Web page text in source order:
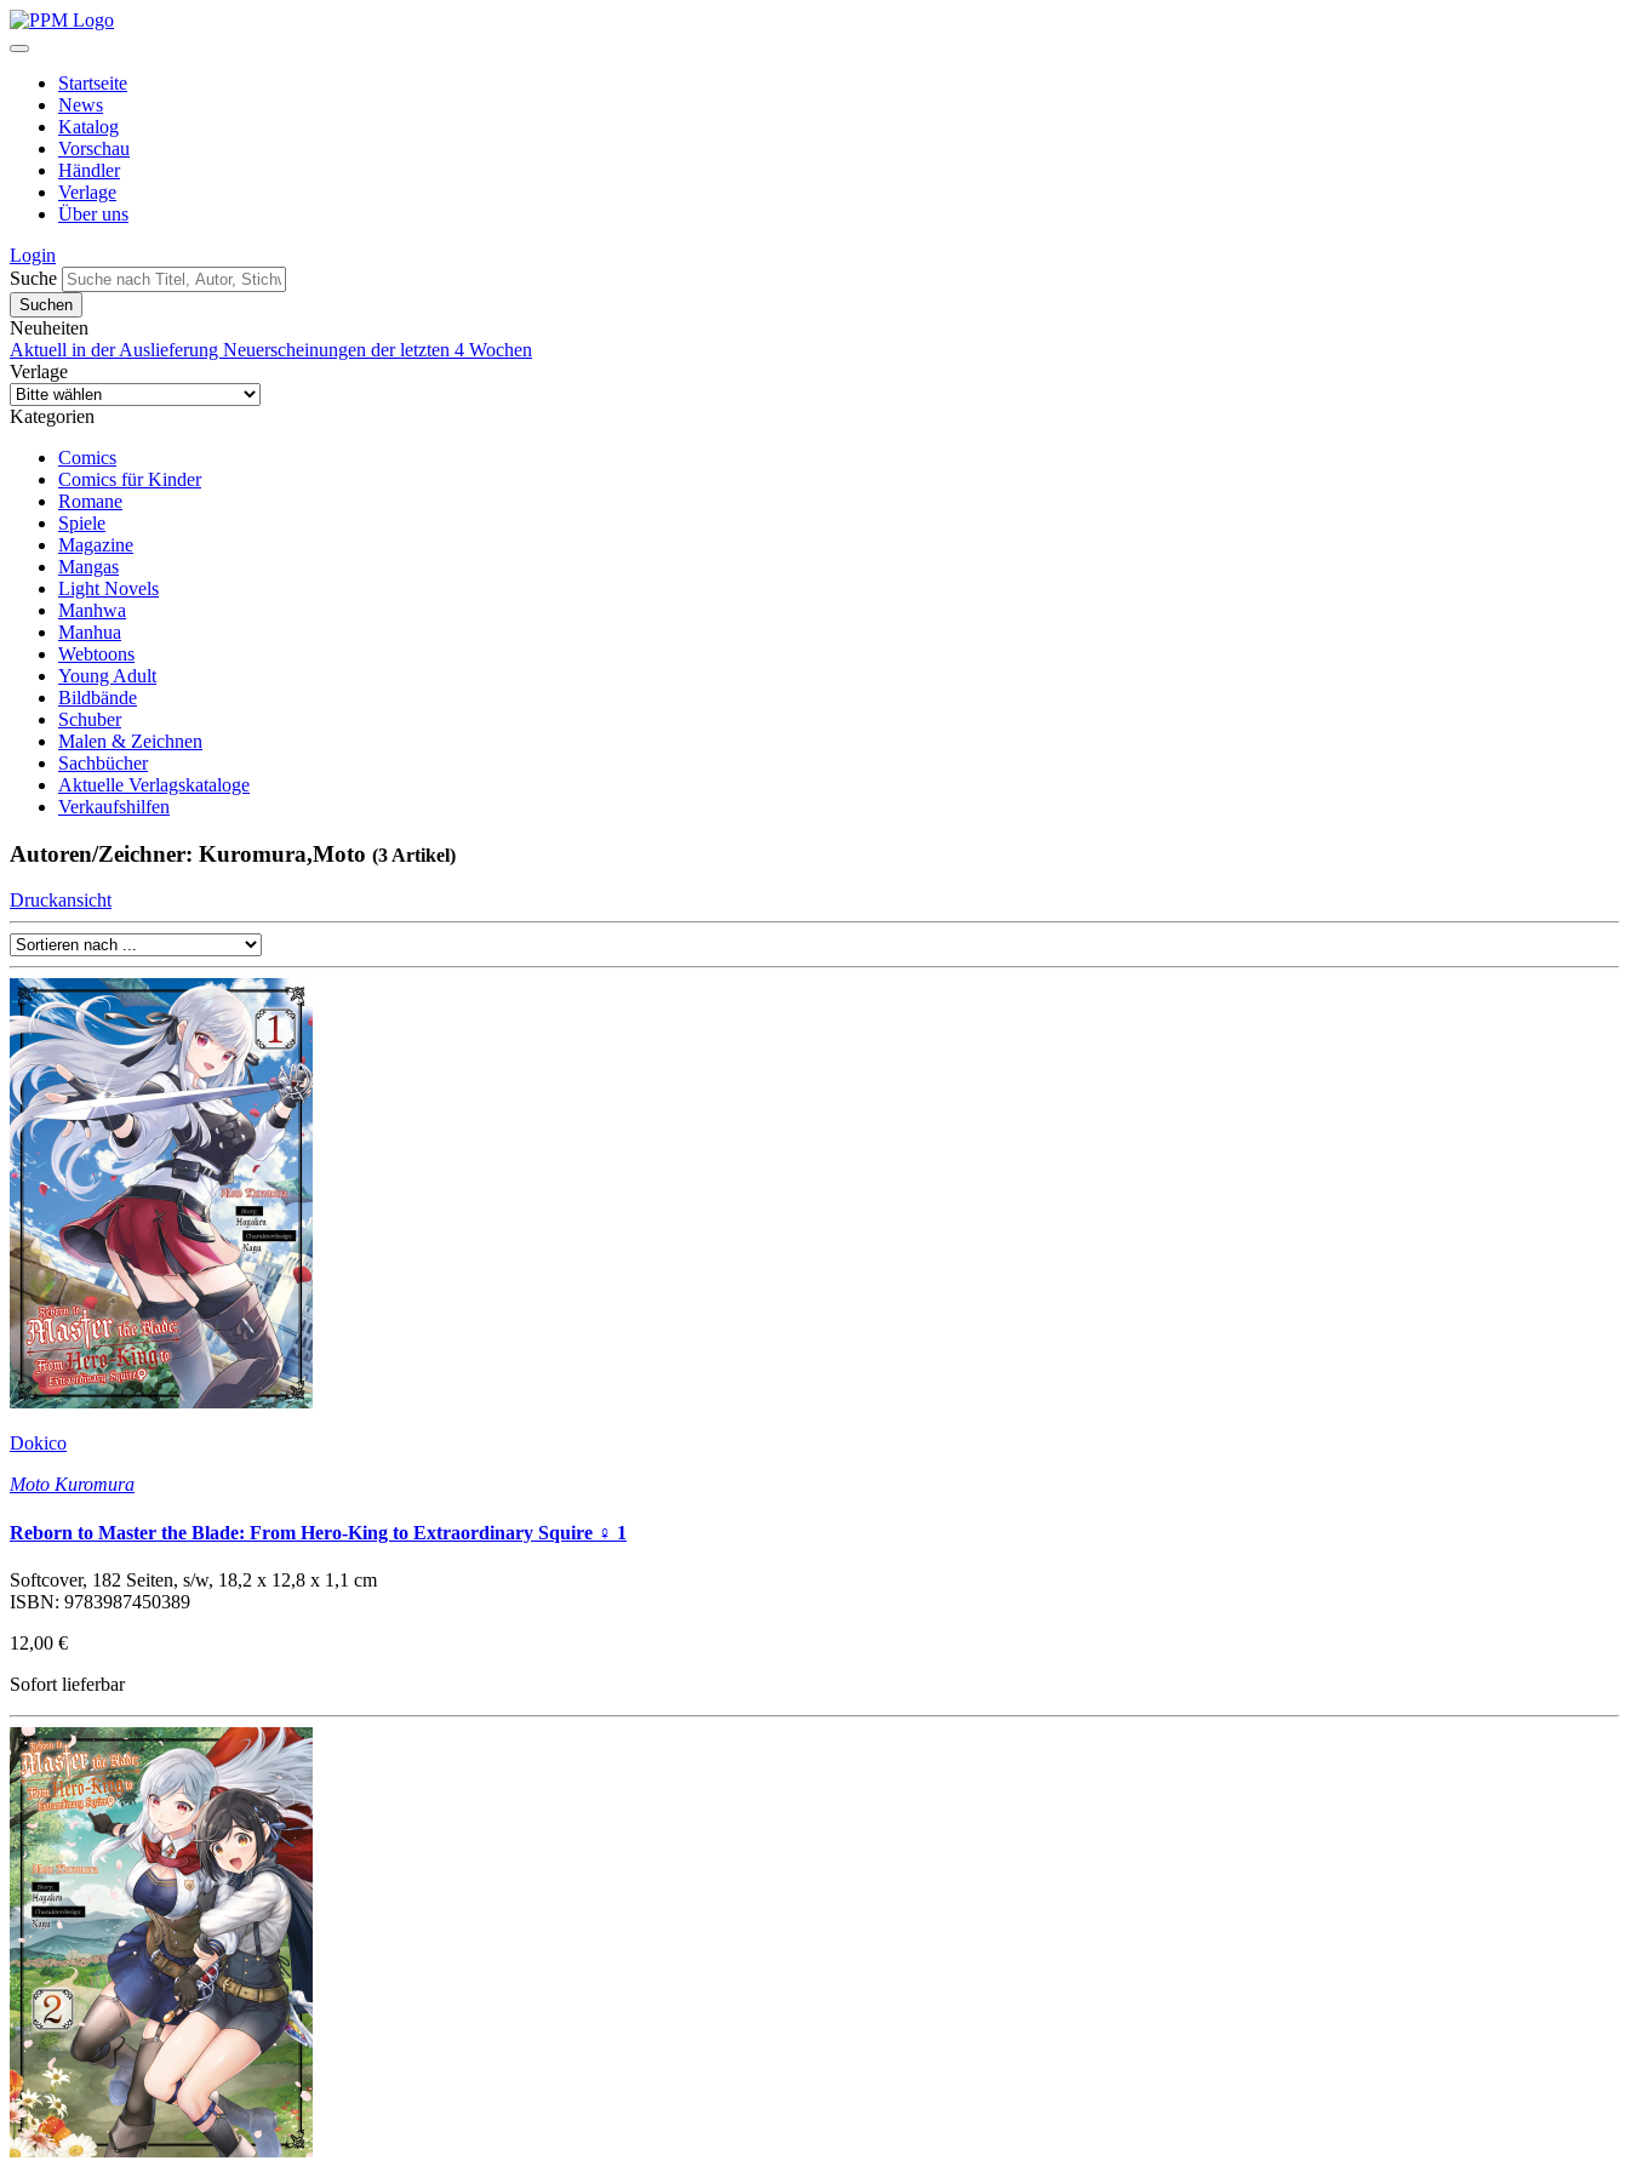
Startseite
News
Katalog
Vorschau
Händler
Verlage
Über uns
Login
Suche
Neuheiten
Aktuell in der Auslieferung Neuerscheinungen der letzten 4 Wochen
Verlage
Kategorien
Comics
Comics für Kinder
Romane
Spiele
Magazine
Mangas
Light Novels
Manhwa
Manhua
Webtoons
Young Adult
Bildbände
Schuber
Malen & Zeichnen
Sachbücher
Aktuelle Verlagskataloge
Verkaufshilfen
Autoren/Zeichner: Kuromura,Moto (3 Artikel)
Druckansicht
Dokico
Moto Kuromura
Reborn to Master the Blade: From Hero-King to Extraordinary Squire ♀ 1
Softcover, 182 Seiten, s/w, 18,2 x 12,8 x 1,1 cm
ISBN: 9783987450389
12,00 €
Sofort lieferbar